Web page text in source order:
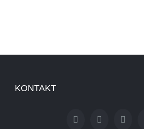
KONTAKT